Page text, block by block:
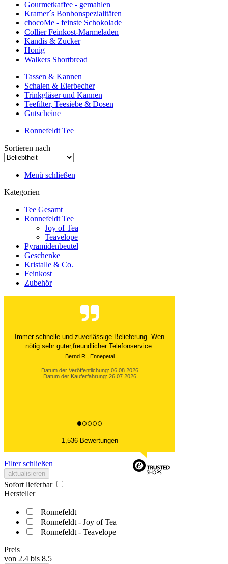
Gourmetkaffee - gemahlen
Kramer´s Bonbonspezialitäten
chocoMe - feinste Schokolade
Collier Feinkost-Marmeladen
Kandis & Zucker
Honig
Walkers Shortbread
Tassen & Kannen
Schalen & Eierbecher
Trinkgläser und Kannen
Teefilter, Teesiebe & Dosen
Gutscheine
Ronnefeldt Tee
Sortieren nach
Menü schließen
Kategorien
Tee Gesamt
Ronnefeldt Tee
Joy of Tea
Teavelope
Pyramidenbeutel
Geschenke
Kristalle & Co.
Feinkost
Zubehör
Der Versand ist immer innerhalb von 24 Stunden
abgewickelt. Grossartig. Ich liebe die 1kg
Alubeutel.
Datum der Veröffentlichung: 06.08.2026
Datum der Kauferfahrung: 27.07.2026
1,536 Bewertungen
Filter schließen
aktualisieren
Sofort lieferbar
Hersteller
Ronnefeldt
Ronnefeldt - Joy of Tea
Ronnefeldt - Teavelope
Preis
von 2.4 bis 8.5